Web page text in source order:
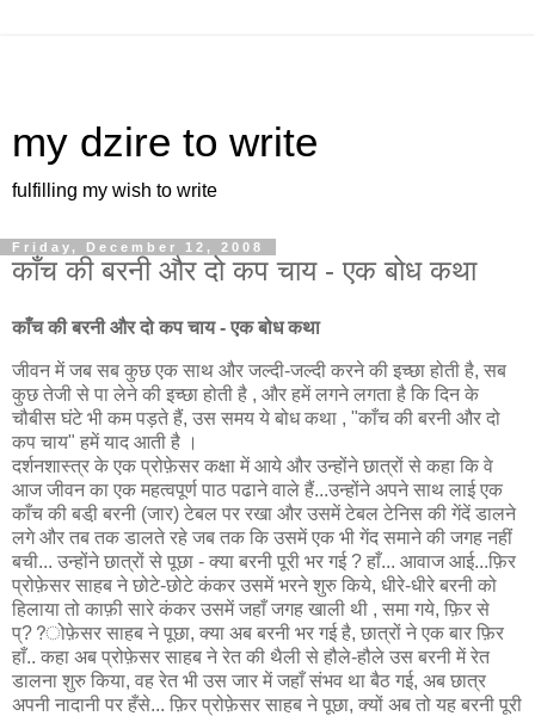
my dzire to write
fulfilling my wish to write
Friday, December 12, 2008
काँच की बरनी और दो कप चाय - एक बोध कथा
काँच की बरनी और दो कप चाय - एक बोध कथा
जीवन में जब सब कुछ एक साथ और जल्दी-जल्दी करने की इच्छा होती है, सब
कुछ तेजी से पा लेने की इच्छा होती है , और हमें लगने लगता है कि दिन के
चौबीस घंटे भी कम पड़ते हैं, उस समय ये बोध कथा , "काँच की बरनी और दो
कप चाय" हमें याद आती है ।
दर्शनशास्त्र के एक प्रोफ़ेसर कक्षा में आये और उन्होंने छात्रों से कहा कि वे
आज जीवन का एक महत्वपूर्ण पाठ पढाने वाले हैं...उन्होंने अपने साथ लाई एक
काँच की बडी़ बरनी (जार) टेबल पर रखा और उसमें टेबल टेनिस की गेंदें डालने
लगे और तब तक डालते रहे जब तक कि उसमें एक भी गेंद समाने की जगह नहीं
बची... उन्होंने छात्रों से पूछा - क्या बरनी पूरी भर गई ? हाँ... आवाज आई...फ़िर
प्रोफ़ेसर साहब ने छोटे-छोटे कंकर उसमें भरने शुरु किये, धीरे-धीरे बरनी को
हिलाया तो काफ़ी सारे कंकर उसमें जहाँ जगह खाली थी , समा गये, फ़िर से
प्??ोफ़ेसर साहब ने पूछा, क्या अब बरनी भर गई है, छात्रों ने एक बार फ़िर
हाँ.. कहा अब प्रोफ़ेसर साहब ने रेत की थैली से हौले-हौले उस बरनी में रेत
डालना शुरु किया, वह रेत भी उस जार में जहाँ संभव था बैठ गई, अब छात्र
अपनी नादानी पर हँसे... फ़िर प्रोफ़ेसर साहब ने पूछा, क्यों अब तो यह बरनी पूरी